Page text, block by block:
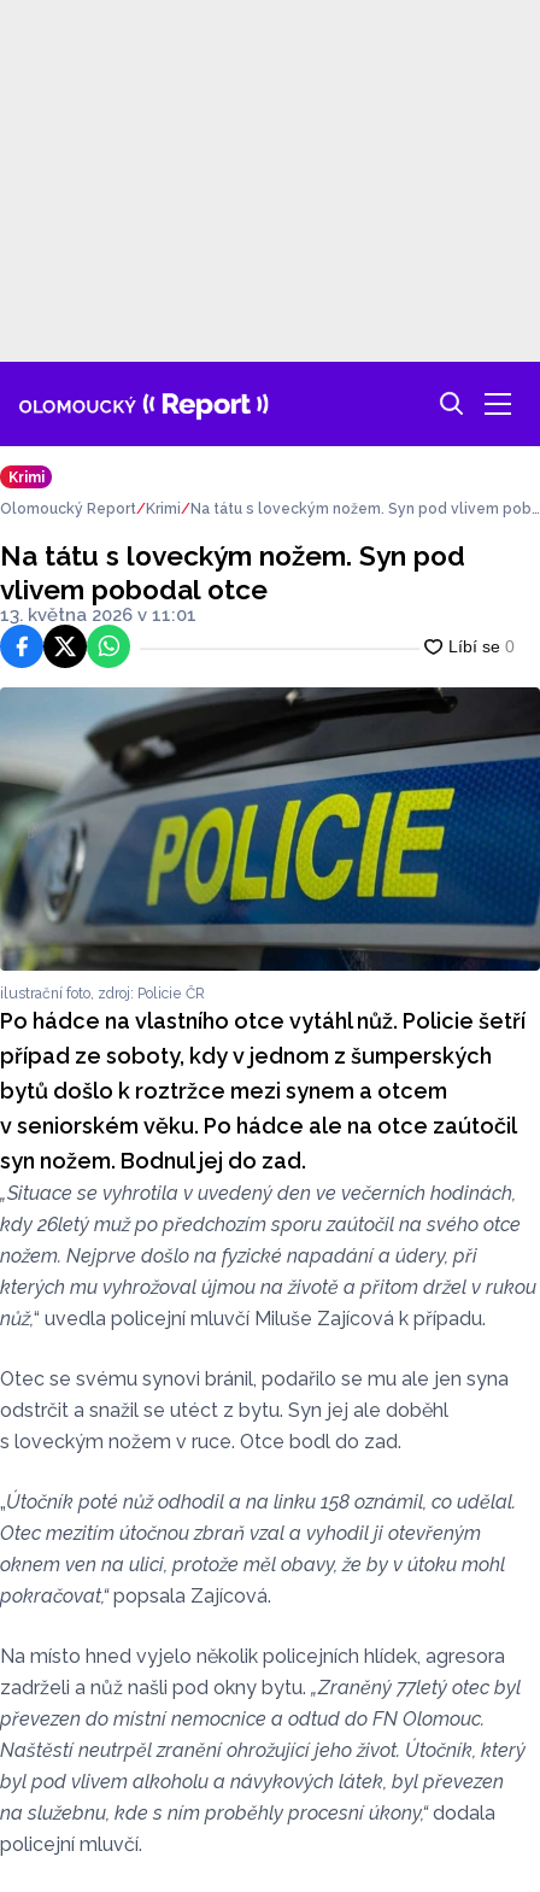
Krimi
Olomoucký Report
Krimi
Na tátu s loveckým nožem. Syn pod vlivem pob
Na tátu s loveckým nožem. Syn pod
vlivem pobodal otce
13. května 2026 v 11:01
FacebookPlatforma X
WhatsApp
ilustrační foto, zdroj: Policie ČR
Po hádce na vlastního otce vytáhl nůž. Policie šetří
případ ze soboty, kdy v jednom z šumperských
bytů došlo k roztržce mezi synem a otcem
v seniorském věku. Po hádce ale na otce zaútočil
syn nožem. Bodnul jej do zad.
„Situace se vyhrotila v uvedený den ve večerních hodinách,
kdy 26letý muž po předchozím sporu zaútočil na svého otce
nožem. Nejprve došlo na fyzické napadání a údery, při
kterých mu vyhrožoval újmou na životě a přitom držel v rukou
nůž,“ uvedla policejní mluvčí Miluše Zajícová k případu.
Otec se svému synovi bránil, podařilo se mu ale jen syna
odstrčit a snažil se utéct z bytu. Syn jej ale doběhl
s loveckým nožem v ruce. Otce bodl do zad.
„Útočník poté nůž odhodil a na linku 158 oznámil, co udělal.
Otec mezitím útočnou zbraň vzal a vyhodil ji otevřeným
oknem ven na ulici, protože měl obavy, že by v útoku mohl
pokračovat,“popsala Zajícová.
Na místo hned vyjelo několik policejních hlídek, agresora
zadrželi a nůž našli pod okny bytu. „Zraněný 77letý otec byl
převezen do místní nemocnice a odtud do FN Olomouc.
Naštěstí neutrpěl zranění ohrožující jeho život. Útočník, který
byl pod vlivem alkoholu a návykových látek, byl převezen
na služebnu, kde s ním proběhly procesní úkony,“dodala
policejní mluvčí.